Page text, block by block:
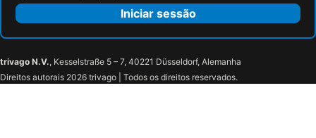
Iniciar sessão
trivago N.V., Kesselstraße 5 – 7, 40221 Düsseldorf, Alemanha
Direitos autorais 2026 trivago | Todos os direitos reservados.